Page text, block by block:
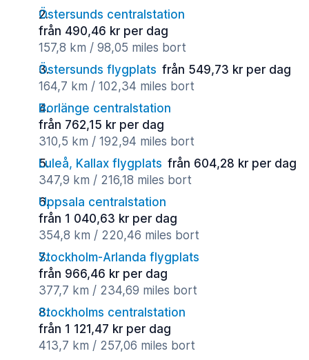
Östersunds centralstation
från 490,46 kr per dag
157,8 km / 98,05 miles bort
Östersunds flygplats från 549,73 kr per dag
164,7 km / 102,34 miles bort
Borlänge centralstation
från 762,15 kr per dag
310,5 km / 192,94 miles bort
Luleå, Kallax flygplats från 604,28 kr per dag
347,9 km / 216,18 miles bort
Uppsala centralstation
från 1 040,63 kr per dag
354,8 km / 220,46 miles bort
Stockholm-Arlanda flygplats
från 966,46 kr per dag
377,7 km / 234,69 miles bort
Stockholms centralstation
från 1 121,47 kr per dag
413,7 km / 257,06 miles bort